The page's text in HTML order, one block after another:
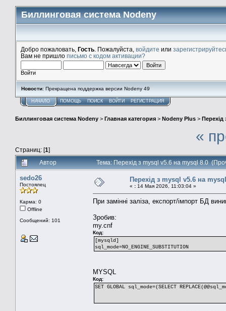
Биллинговая система Nodeny
Добро пожаловать, Гость . Пожалуйста, войдите или
Вам не пришло письмо с кодом активации?
Войти
Новости: Прекращена поддержка версии Nodeny 49
НАЧАЛО ПОМОЩЬ ПОИСК ВОЙТИ РЕГИСТРАЦИЯ
Биллинговая система Nodeny > Главная категория > Nodeny Plus >
Страниц: [1]
«
Автор Тема: Перехід з mysql v5.6 на mysql 8.0
sedo26
Постоялец
Карма: 0
Offline
Сообщений: 101
Перехід з mysql v5.6 на
« : 14 Мая 2026, 11:03:04 »
При замінні заліза, експорт/імпорт БД
Зробив:
my.cnf
Код:
[mysqld]
sql_mode=NO_ENGINE_SUBSTITUTION
MYSQL
Код:
SET GLOBAL sql_mode=(SELECT